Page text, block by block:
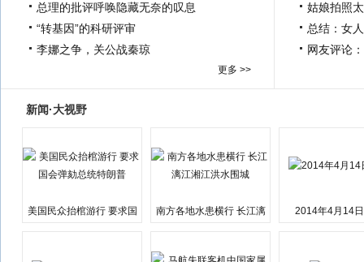
总理的批评呼唤隐藏无奈的叹息
“转基因”的科研评审
李娜之争，关公战秦琼
更多 >>
姑娘拍照
总结：女
网友评论
新闻·大视野
美国民众抬棺游行 要求国
南方各地水患横行 长江漓
2014年4月14